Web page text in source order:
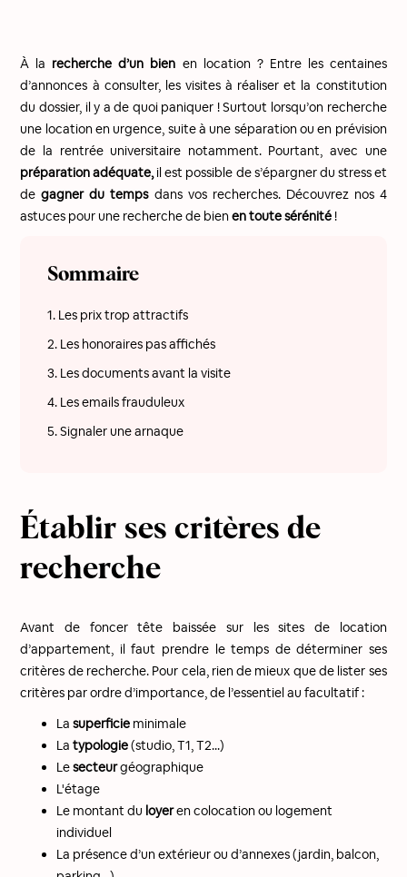
À la recherche d’un bien en location ? Entre les centaines
d’annonces à consulter, les visites à réaliser et la constitution
du dossier, il y a de quoi paniquer ! Surtout lorsqu’on recherche
une location en urgence, suite à une séparation ou en prévision
de la rentrée universitaire notamment. Pourtant, avec une
préparation adéquate,il est possible de s’épargner du stress et
degagner du tempsdans vos recherches. Découvrez nos 4
astuces pour une recherche de bienen toute sérénité !
Sommaire
1. Les prix trop attractifs
2. Les honoraires pas affichés
3. Les documents avant la visite
4. Les emails frauduleux
5. Signaler une arnaque
Établir ses critères de
recherche
Avant de foncer tête baissée sur les sites de location
d’appartement, il faut prendre le temps de déterminer ses
critères de recherche. Pour cela, rien de mieux que de lister ses
critères par ordre d’importance, de l’essentiel au facultatif :
Lasuperficie minimale
Latypologie(studio, T1, T2...)
Lesecteurgéographique
L'étage
Le montant du loyeren colocation ou logement
individuel
La présence d’un extérieur ou d’annexes (jardin, balcon,